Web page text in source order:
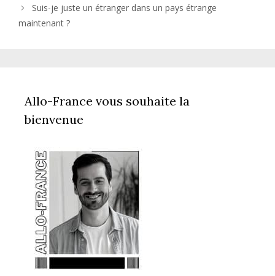
Suis-je juste un étranger dans un pays étrange
maintenant ?
Allo-France vous souhaite la
bienvenue